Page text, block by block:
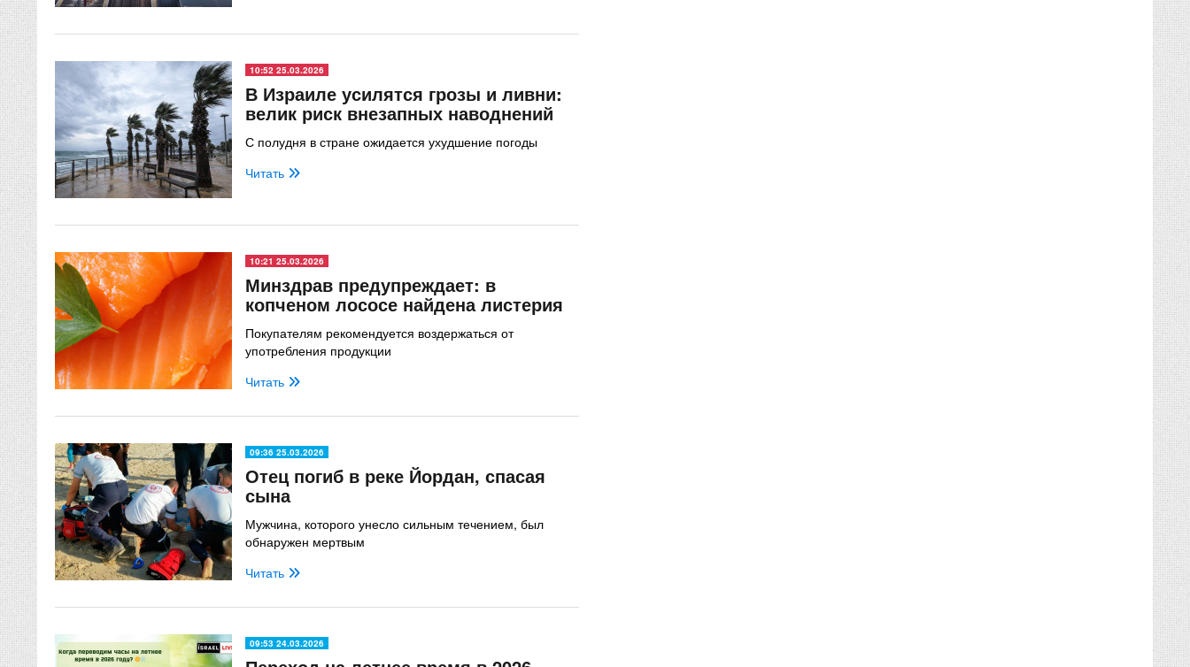
10:52 25.03.2026
В Израиле усилятся грозы и ливни:
велик риск внезапных наводнений
С полудня в стране ожидается ухудшение погоды
Читать
10:21 25.03.2026
Минздрав предупреждает: в
копченом лососе найдена листерия
Покупателям рекомендуется воздержаться от
употребления продукции
Читать
09:36 25.03.2026
Отец погиб в реке Йордан, спасая
сына
Мужчина, которого унесло сильным течением, был
обнаружен мертвым
Читать
09:53 24.03.2026